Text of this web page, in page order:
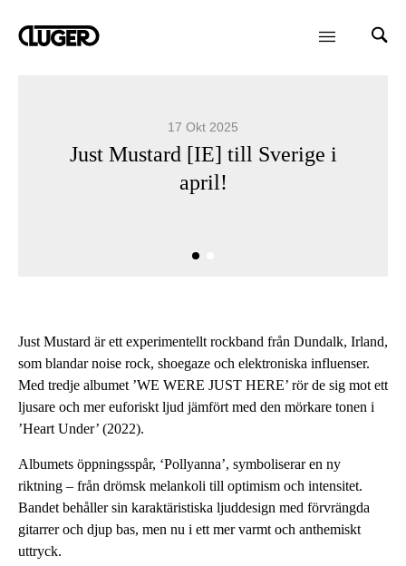
17 Okt 2025
Just Mustard [IE] till Sverige i
april!
Just Mustard är ett experimentellt rockband från Dundalk, Irland,
som blandar noise rock, shoegaze och elektroniska influenser.
Med tredje albumet ’WE WERE JUST HERE’ rör de sig mot ett
ljusare och mer euforiskt ljud jämfört med den mörkare tonen i
’Heart Under’ (2022).
Albumets öppningsspår, ‘Pollyanna’, symboliserar en ny
riktning – från drömsk melankoli till optimism och intensitet.
Bandet behåller sin karaktäristiska ljuddesign med förvrängda
gitarrer och djup bas, men nu i ett mer varmt och anthemiskt
uttryck.